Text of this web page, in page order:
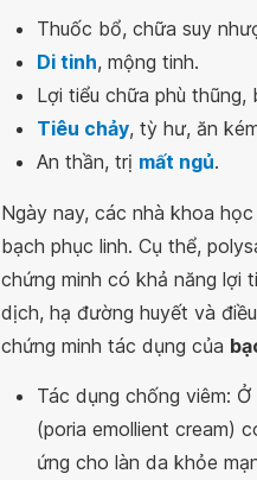
Thuốc bổ, chữa suy
Di tinh, mộng tinh.
Lợi tiểu chữa phù thũng,
Tiêu chảy, tỳ hư, ăn
An thần, trị mất ngủ.
Ngày nay, các nhà khoa
bạch phục linh. Cụ thể,
chứng minh có khả năng lợi
dịch, hạ đường huyết và
chứng minh tác dụng của
Tác dụng chống viêm:
(poria emollient cream)
ứng cho làn da khỏe